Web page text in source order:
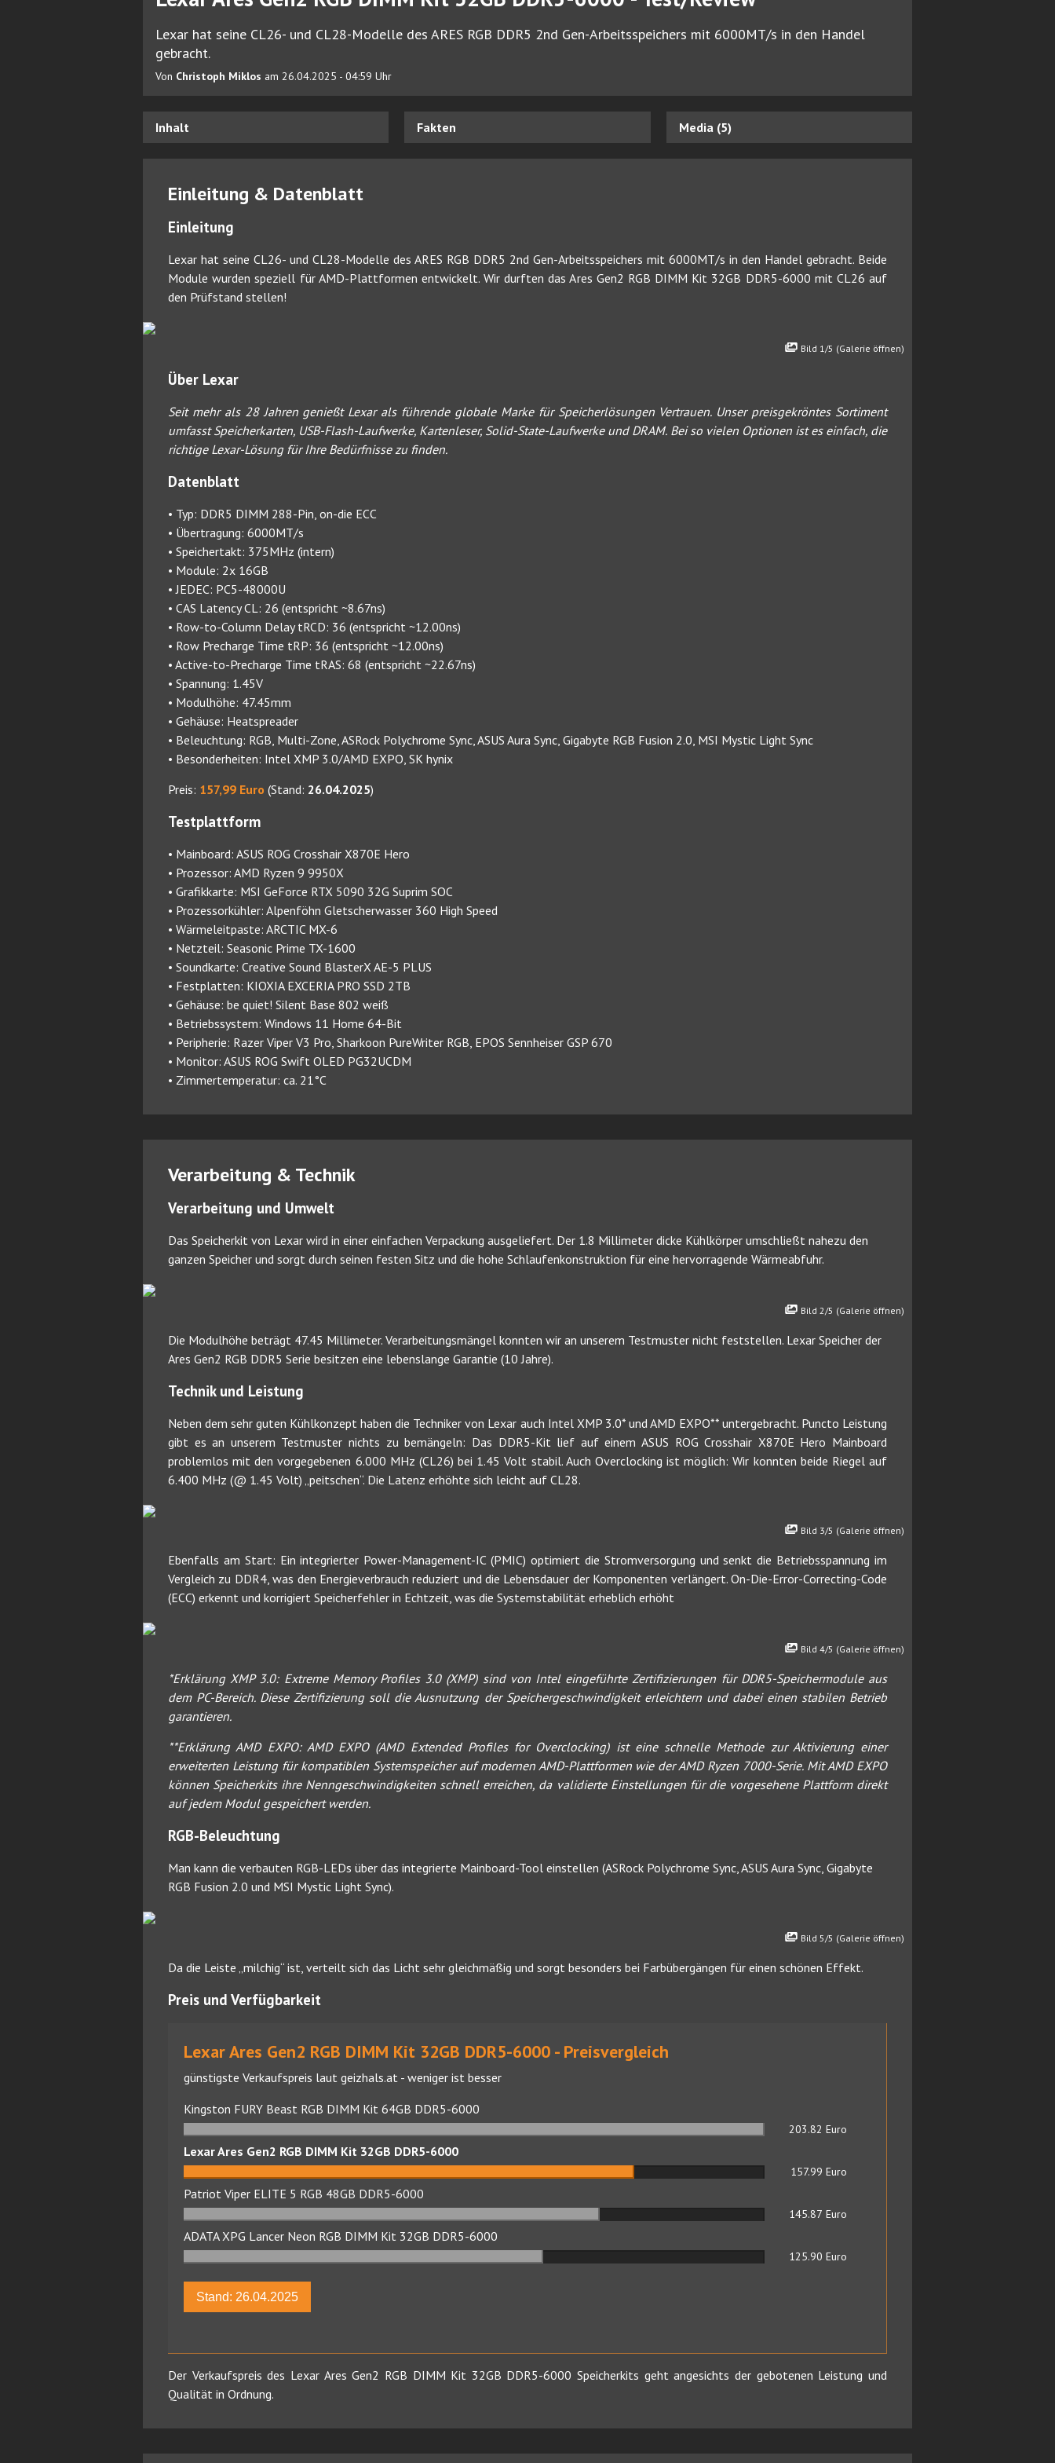
Lexar hat seine CL26- und CL28-Modelle des ARES RGB DDR5 2nd Gen-Arbeitsspeichers mit 6000MT/s in den Handel
gebracht.
Von Christoph Miklos am 26.04.2025 - 04:59 Uhr
Inhalt Fakten Media (5)
Einleitung & Datenblatt
Einleitung
Lexar hat seine CL26- und CL28-Modelle des ARES RGB DDR5 2nd Gen-Arbeitsspeichers mit 6000MT/s in den Handel gebracht. Beide
Module wurden speziell für AMD-Plattformen entwickelt. Wir durften das Ares Gen2 RGB DIMM Kit 32GB DDR5-6000 mit CL26 auf
den Prüfstand stellen!
Bild 1/5 (Galerie öffnen)
Über Lexar
Seit mehr als 28 Jahren genießt Lexar als führende globale Marke für Speicherlösungen Vertrauen. Unser preisgekröntes Sortiment
umfasst Speicherkarten, USB-Flash-Laufwerke, Kartenleser, Solid-State-Laufwerke und DRAM. Bei so vielen Optionen ist es einfach, die
richtige Lexar-Lösung für Ihre Bedürfnisse zu finden.
Datenblatt
• Typ: DDR5 DIMM 288-Pin, on-die ECC
• Übertragung: 6000MT/s
• Speichertakt: 375MHz (intern)
• Module: 2x 16GB
• JEDEC: PC5-48000U
• CAS Latency CL: 26 (entspricht ~8.67ns)
• Row-to-Column Delay tRCD: 36 (entspricht ~12.00ns)
• Row Precharge Time tRP: 36 (entspricht ~12.00ns)
• Active-to-Precharge Time tRAS: 68 (entspricht ~22.67ns)
• Spannung: 1.45V
• Modulhöhe: 47.45mm
• Gehäuse: Heatspreader
• Beleuchtung: RGB, Multi-Zone, ASRock Polychrome Sync, ASUS Aura Sync, Gigabyte RGB Fusion 2.0, MSI Mystic Light Sync
• Besonderheiten: Intel XMP 3.0/AMD EXPO, SK hynix
Preis: 157,99 Euro (Stand: 26.04.2025)
Testplattform
• Mainboard: ASUS ROG Crosshair X870E Hero
• Prozessor: AMD Ryzen 9 9950X
• Grafikkarte: MSI GeForce RTX 5090 32G Suprim SOC
• Prozessorkühler: Alpenföhn Gletscherwasser 360 High Speed
• Wärmeleitpaste: ARCTIC MX-6
• Netzteil: Seasonic Prime TX-1600
• Soundkarte: Creative Sound BlasterX AE-5 PLUS
• Festplatten: KIOXIA EXCERIA PRO SSD 2TB
• Gehäuse: be quiet! Silent Base 802 weiß
• Betriebssystem: Windows 11 Home 64-Bit
• Peripherie: Razer Viper V3 Pro, Sharkoon PureWriter RGB, EPOS Sennheiser GSP 670
• Monitor: ASUS ROG Swift OLED PG32UCDM
• Zimmertemperatur: ca. 21°C
Verarbeitung & Technik
Verarbeitung und Umwelt
Das Speicherkit von Lexar wird in einer einfachen Verpackung ausgeliefert. Der 1.8 Millimeter dicke Kühlkörper umschließt nahezu den
ganzen Speicher und sorgt durch seinen festen Sitz und die hohe Schlaufenkonstruktion für eine hervorragende Wärmeabfuhr.
Bild 2/5 (Galerie öffnen)
Die Modulhöhe beträgt 47.45 Millimeter. Verarbeitungsmängel konnten wir an unserem Testmuster nicht feststellen. Lexar Speicher der
Ares Gen2 RGB DDR5 Serie besitzen eine lebenslange Garantie (10 Jahre).
Technik und Leistung
Neben dem sehr guten Kühlkonzept haben die Techniker von Lexar auch Intel XMP 3.0* und AMD EXPO** untergebracht. Puncto Leistung
gibt es an unserem Testmuster nichts zu bemängeln: Das DDR5-Kit lief auf einem ASUS ROG Crosshair X870E Hero Mainboard
problemlos mit den vorgegebenen 6.000 MHz (CL26) bei 1.45 Volt stabil. Auch Overclocking ist möglich: Wir konnten beide Riegel auf
6.400 MHz (@ 1.45 Volt) „peitschen“. Die Latenz erhöhte sich leicht auf CL28.
Bild 3/5 (Galerie öffnen)
Ebenfalls am Start: Ein integrierter Power-Management-IC (PMIC) optimiert die Stromversorgung und senkt die Betriebsspannung im
Vergleich zu DDR4, was den Energieverbrauch reduziert und die Lebensdauer der Komponenten verlängert. On-Die-Error-Correcting-Code
(ECC) erkennt und korrigiert Speicherfehler in Echtzeit, was die Systemstabilität erheblich erhöht
Bild 4/5 (Galerie öffnen)
*Erklärung XMP 3.0: Extreme Memory Profiles 3.0 (XMP) sind von Intel eingeführte Zertifizierungen für DDR5-Speichermodule aus
dem PC-Bereich. Diese Zertifizierung soll die Ausnutzung der Speichergeschwindigkeit erleichtern und dabei einen stabilen Betrieb
garantieren.
**Erklärung AMD EXPO: AMD EXPO (AMD Extended Profiles for Overclocking) ist eine schnelle Methode zur Aktivierung einer
erweiterten Leistung für kompatiblen Systemspeicher auf modernen AMD-Plattformen wie der AMD Ryzen 7000-Serie. Mit AMD EXPO
können Speicherkits ihre Nenngeschwindigkeiten schnell erreichen, da validierte Einstellungen für die vorgesehene Plattform direkt
auf jedem Modul gespeichert werden.
RGB-Beleuchtung
Man kann die verbauten RGB-LEDs über das integrierte Mainboard-Tool einstellen (ASRock Polychrome Sync, ASUS Aura Sync, Gigabyte
RGB Fusion 2.0 und MSI Mystic Light Sync).
Bild 5/5 (Galerie öffnen)
Da die Leiste „milchig“ ist, verteilt sich das Licht sehr gleichmäßig und sorgt besonders bei Farbübergängen für einen schönen Effekt.
Preis und Verfügbarkeit
Lexar Ares Gen2 RGB DIMM Kit 32GB DDR5-6000 - Preisvergleich
günstigste Verkaufspreis laut geizhals.at - weniger ist besser
Kingston FURY Beast RGB DIMM Kit 64GB DDR5-6000
203.82 Euro
Lexar Ares Gen2 RGB DIMM Kit 32GB DDR5-6000
157.99 Euro
Patriot Viper ELITE 5 RGB 48GB DDR5-6000
145.87 Euro
ADATA XPG Lancer Neon RGB DIMM Kit 32GB DDR5-6000
125.90 Euro
Stand: 26.04.2025
Der Verkaufspreis des Lexar Ares Gen2 RGB DIMM Kit 32GB DDR5-6000 Speicherkits geht angesichts der gebotenen Leistung und
Qualität in Ordnung.